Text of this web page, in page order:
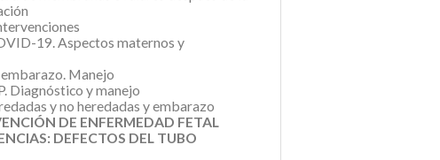
19. Aspectos maternos y
Manejo
Diagnóstico y manejo
y no heredadas y embarazo
DE ENFERMEDAD FETAL
DEFECTOS DEL TUBO